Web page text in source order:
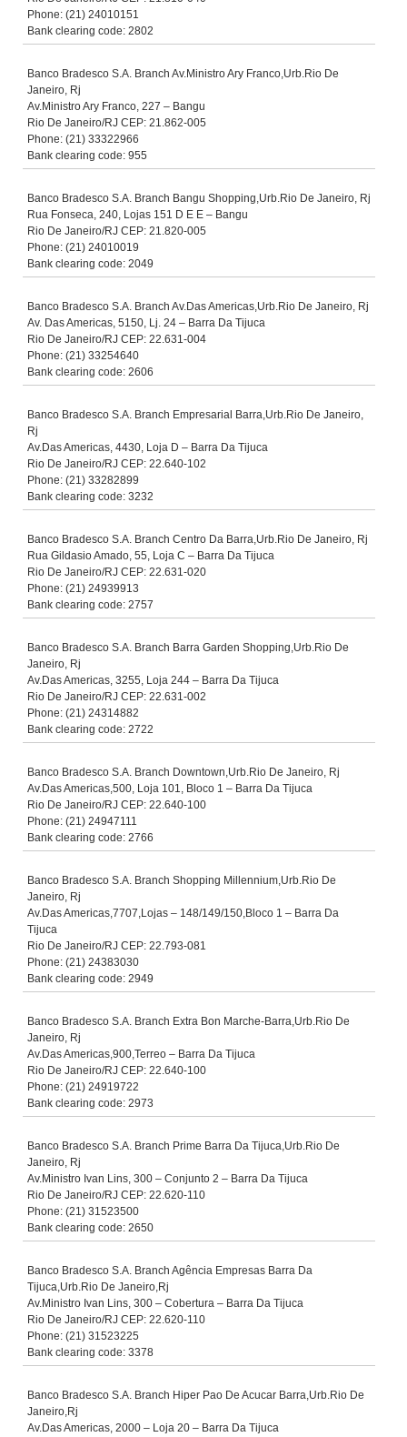
Phone: (21) 24010151
Bank clearing code: 2802
Banco Bradesco S.A. Branch Av.Ministro Ary Franco,Urb.Rio De
Janeiro, Rj
Av.Ministro Ary Franco, 227 – Bangu
Rio De Janeiro/RJ CEP: 21.862-005
Phone: (21) 33322966
Bank clearing code: 955
Banco Bradesco S.A. Branch Bangu Shopping,Urb.Rio De Janeiro, Rj
Rua Fonseca, 240, Lojas 151 D E E – Bangu
Rio De Janeiro/RJ CEP: 21.820-005
Phone: (21) 24010019
Bank clearing code: 2049
Banco Bradesco S.A. Branch Av.Das Americas,Urb.Rio De Janeiro, Rj
Av. Das Americas, 5150, Lj. 24 – Barra Da Tijuca
Rio De Janeiro/RJ CEP: 22.631-004
Phone: (21) 33254640
Bank clearing code: 2606
Banco Bradesco S.A. Branch Empresarial Barra,Urb.Rio De Janeiro,
Rj
Av.Das Americas, 4430, Loja D – Barra Da Tijuca
Rio De Janeiro/RJ CEP: 22.640-102
Phone: (21) 33282899
Bank clearing code: 3232
Banco Bradesco S.A. Branch Centro Da Barra,Urb.Rio De Janeiro, Rj
Rua Gildasio Amado, 55, Loja C – Barra Da Tijuca
Rio De Janeiro/RJ CEP: 22.631-020
Phone: (21) 24939913
Bank clearing code: 2757
Banco Bradesco S.A. Branch Barra Garden Shopping,Urb.Rio De
Janeiro, Rj
Av.Das Americas, 3255, Loja 244 – Barra Da Tijuca
Rio De Janeiro/RJ CEP: 22.631-002
Phone: (21) 24314882
Bank clearing code: 2722
Banco Bradesco S.A. Branch Downtown,Urb.Rio De Janeiro, Rj
Av.Das Americas,500, Loja 101, Bloco 1 – Barra Da Tijuca
Rio De Janeiro/RJ CEP: 22.640-100
Phone: (21) 24947111
Bank clearing code: 2766
Banco Bradesco S.A. Branch Shopping Millennium,Urb.Rio De
Janeiro, Rj
Av.Das Americas,7707,Lojas – 148/149/150,Bloco 1 – Barra Da
Tijuca
Rio De Janeiro/RJ CEP: 22.793-081
Phone: (21) 24383030
Bank clearing code: 2949
Banco Bradesco S.A. Branch Extra Bon Marche-Barra,Urb.Rio De
Janeiro, Rj
Av.Das Americas,900,Terreo – Barra Da Tijuca
Rio De Janeiro/RJ CEP: 22.640-100
Phone: (21) 24919722
Bank clearing code: 2973
Banco Bradesco S.A. Branch Prime Barra Da Tijuca,Urb.Rio De
Janeiro, Rj
Av.Ministro Ivan Lins, 300 – Conjunto 2 – Barra Da Tijuca
Rio De Janeiro/RJ CEP: 22.620-110
Phone: (21) 31523500
Bank clearing code: 2650
Banco Bradesco S.A. Branch Agência Empresas Barra Da
Tijuca,Urb.Rio De Janeiro,Rj
Av.Ministro Ivan Lins, 300 – Cobertura – Barra Da Tijuca
Rio De Janeiro/RJ CEP: 22.620-110
Phone: (21) 31523225
Bank clearing code: 3378
Banco Bradesco S.A. Branch Hiper Pao De Acucar Barra,Urb.Rio De
Janeiro,Rj
Av.Das Americas, 2000 – Loja 20 – Barra Da Tijuca